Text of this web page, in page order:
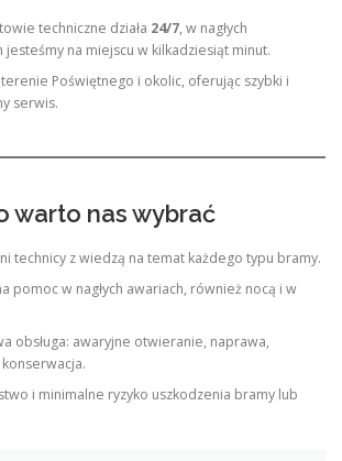
techniczne działa 24/7, w nagłych
jesteśmy na miejscu w kilkadziesiąt minut.
terenie Poświętnego i okolic, oferując szybki i
serwis.
warto nas wybrać
technicy z wiedzą na temat każdego typu bramy.
pomoc w nagłych awariach, również nocą i w
obsługa: awaryjne otwieranie, naprawa,
i minimalne ryzyko uszkodzenia bramy lub